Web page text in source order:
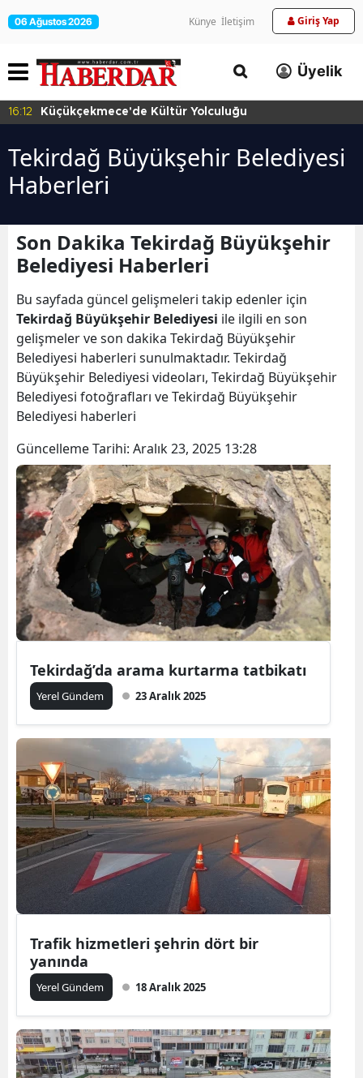
06 Ağustos 2026 Künye İletişim Giriş Yap
Üyelik
16:12 Küçükçekmece'de Kültür Yolculuğu
Tekirdağ Büyükşehir Belediyesi
Haberleri
Son Dakika Tekirdağ Büyükşehir
Belediyesi Haberleri
Bu sayfada güncel gelişmeleri takip edenler için
Tekirdağ Büyükşehir Belediyesi ile ilgili en son
gelişmeler ve son dakika Tekirdağ Büyükşehir
Belediyesi haberleri sunulmaktadır. Tekirdağ
Büyükşehir Belediyesi videoları, Tekirdağ Büyükşehir
Belediyesi fotoğrafları ve Tekirdağ Büyükşehir
Belediyesi haberleri
Güncelleme Tarihi: Aralık 23, 2025 13:28
Tekirdağ’da arama kurtarma tatbikatı
Yerel Gündem 23 Aralık 2025
Trafik hizmetleri şehrin dört bir
yanında
Yerel Gündem 18 Aralık 2025